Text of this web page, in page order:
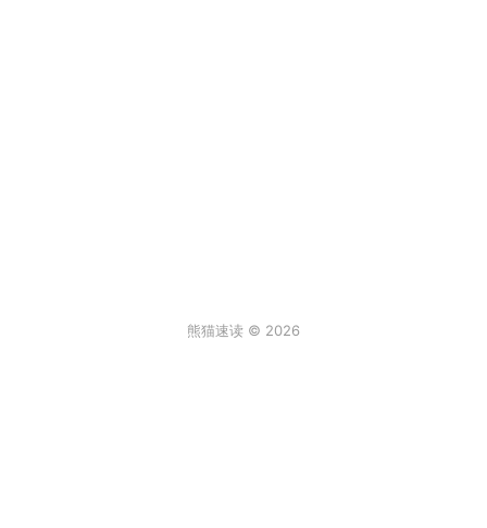
熊猫速读 © 2026